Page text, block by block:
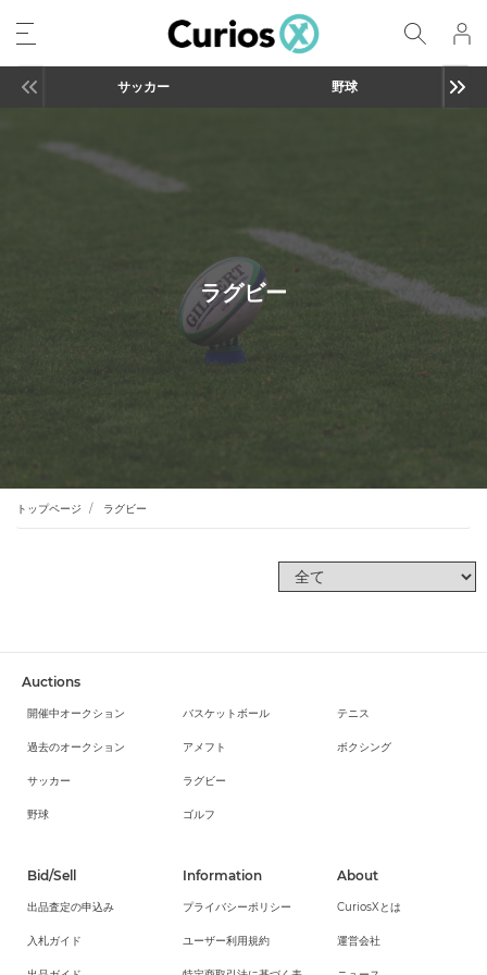
サッカー 野球
ラグビー
トップページ ラグビー
Auctions
開催中オークション
過去のオークション
サッカー
野球
バスケットボール
アメフト
ラグビー
ゴルフ
テニス
ボクシング
Bid/Sell
出品査定の申込み
入札ガイド
Information
プライバシーポリシー
ユーザー利用規約
About
CuriosXとは
運営会社